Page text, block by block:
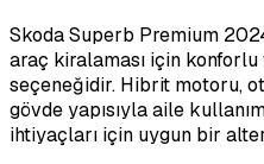
Skoda Superb Premium
araç kiralaması için
seçeneğidir. Hibrit motoru,
gövde yapısıyla aile
ihtiyaçları için uygun bir